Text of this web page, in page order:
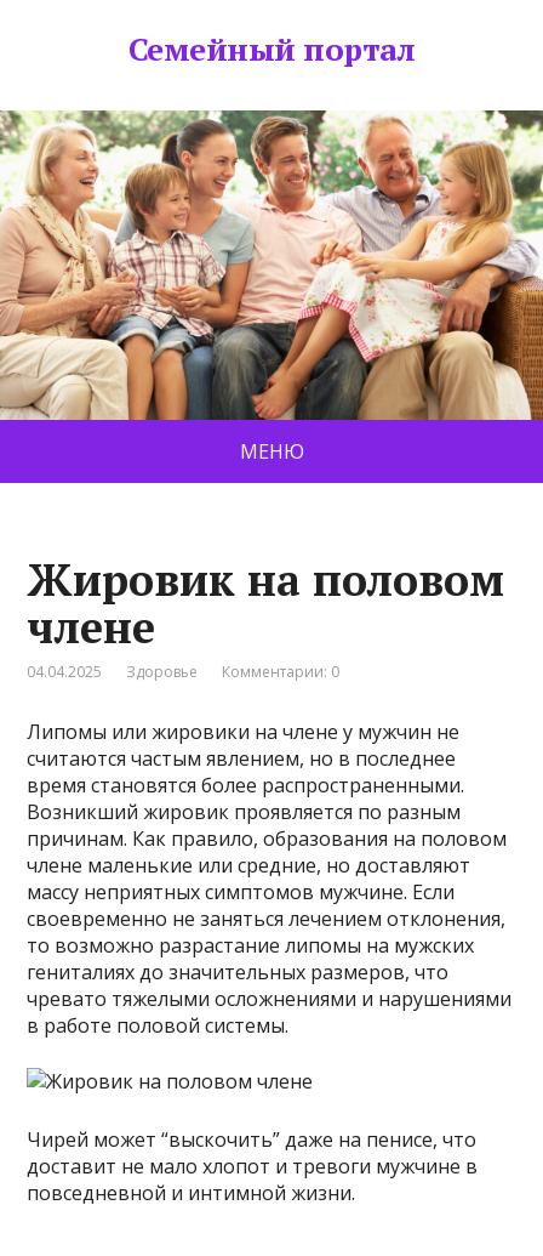
Семейный портал
МЕНЮ
Жировик на половом
члене
04.04.2025 Здоровье Комментарии: 0
Липомы или жировики на члене у мужчин не
считаются частым явлением, но в последнее
время становятся более распространенными.
Возникший жировик проявляется по разным
причинам. Как правило, образования на половом
члене маленькие или средние, но доставляют
массу неприятных симптомов мужчине. Если
своевременно не заняться лечением отклонения,
то возможно разрастание липомы на мужских
гениталиях до значительных размеров, что
чревато тяжелыми осложнениями и нарушениями
в работе половой системы.
Чирей может “выскочить” даже на пенисе, что
доставит не мало хлопот и тревоги мужчине в
повседневной и интимной жизни.